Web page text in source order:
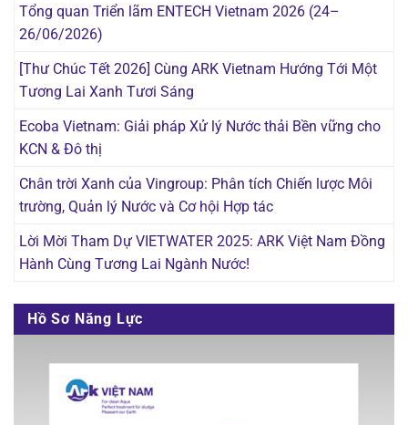
Tổng quan Triển lãm ENTECH Vietnam 2026 (24–
26/06/2026)
[Thư Chúc Tết 2026] Cùng ARK Vietnam Hướng Tới Một
Tương Lai Xanh Tươi Sáng
Ecoba Vietnam: Giải pháp Xử lý Nước thải Bền vững cho
KCN & Đô thị
Chân trời Xanh của Vingroup: Phân tích Chiến lược Môi
trường, Quản lý Nước và Cơ hội Hợp tác
Lời Mời Tham Dự VIETWATER 2025: ARK Việt Nam Đồng
Hành Cùng Tương Lai Ngành Nước!
Hồ Sơ Năng Lực